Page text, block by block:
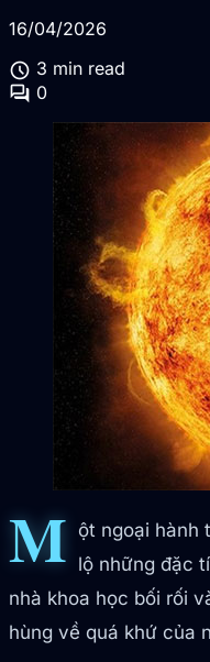
16/04/2026
schedule 3 min read
forum 0
M ột ngoại hành
lộ những đặc
nhà khoa học bối rối
hùng về quá khứ của